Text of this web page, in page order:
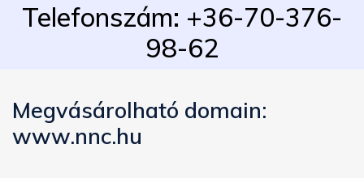
Telefonszám: +36-70-376-
98-62
Megvásárolható domain:
www.nnc.hu